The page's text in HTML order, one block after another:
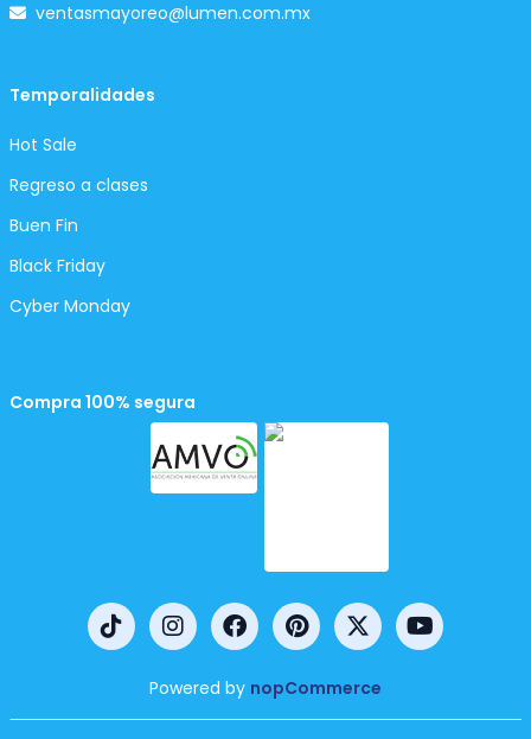
ventasmayoreo@lumen.com.mx
Temporalidades
Hot Sale
Regreso a clases
Buen Fin
Black Friday
Cyber Monday
Compra 100% segura
Powered by nopCommerce